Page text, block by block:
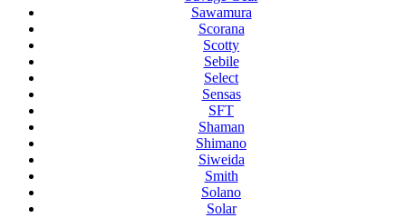
Sawamura
Scorana
Scotty
Sebile
Select
Sensas
SFT
Shaman
Shimano
Siweida
Smith
Solano
Solar